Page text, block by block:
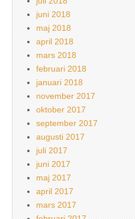
juni 2018
maj 2018
april 2018
mars 2018
februari 2018
januari 2018
november 2017
oktober 2017
september 2017
augusti 2017
juli 2017
juni 2017
maj 2017
april 2017
mars 2017